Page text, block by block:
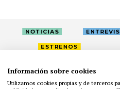
NOTICIAS
ESTRENOS
Información sobre cookies
Utilizamos cookies propias y de terceros